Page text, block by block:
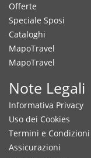
Offerte
Speciale Sposi
Cataloghi
MapoTravel
MapoTravel
Note Legali
Informativa Privacy
Uso dei Cookies
Termini e Condizioni
Assicurazioni